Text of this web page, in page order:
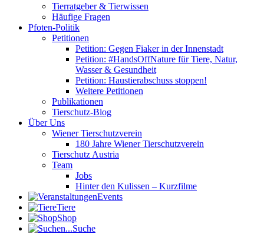
Tierratgeber & Tierwissen
Häufige Fragen
Pfoten-Politik
Petitionen
Petition: Gegen Fiaker in der Innenstadt
Petition: #HandsOffNature für Tiere, Natur,
Wasser & Gesundheit
Petition: Haustierabschuss stoppen!
Weitere Petitionen
Publikationen
Tierschutz-Blog
Über Uns
Wiener Tierschutzverein
180 Jahre Wiener Tierschutzverein
Tierschutz Austria
Team
Jobs
Hinter den Kulissen – Kurzfilme
Events
Tiere
Shop
Suche